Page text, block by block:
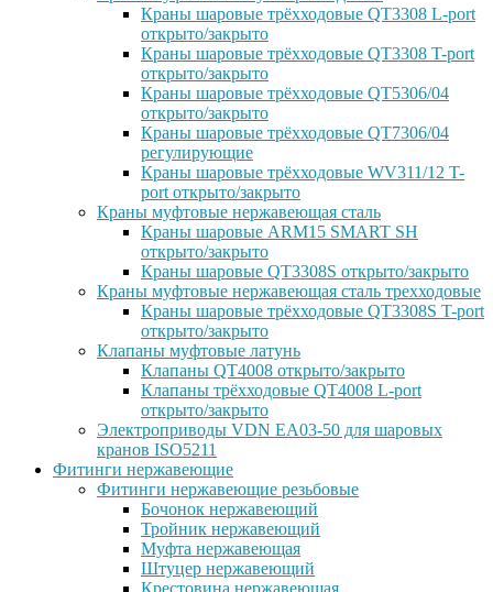
Краны шаровые трёхходовые QT3308 L-port
открыто/закрыто
Краны шаровые трёхходовые QT3308 T-port
открыто/закрыто
Краны шаровые трёхходовые QT5306/04
открыто/закрыто
Краны шаровые трёхходовые QT7306/04
регулирующие
Краны шаровые трёхходовые WV311/12 T-
port открыто/закрыто
Краны муфтовые нержавеющая сталь
Краны шаровые ARM15 SMART SH
открыто/закрыто
Краны шаровые QT3308S открыто/закрыто
Краны муфтовые нержавеющая сталь трехходовые
Краны шаровые трёхходовые QT3308S T-port
открыто/закрыто
Клапаны муфтовые латунь
Клапаны QT4008 открыто/закрыто
Клапаны трёхходовые QT4008 L-port
открыто/закрыто
Электроприводы VDN EA03-50 для шаровых
кранов ISO5211
Фитинги нержавеющие
Фитинги нержавеющие резьбовые
Бочонок нержавеющий
Тройник нержавеющий
Муфта нержавеющая
Штуцер нержавеющий
Крестовина нержавеющая